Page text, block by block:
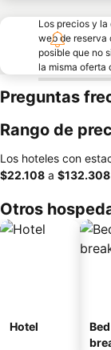
Los precios y
web de reserva
posible que no
la misma oferta
Preguntas
Rango de
Los hoteles con
‎$22.108 a ‎$132.308
Otros
Hotel